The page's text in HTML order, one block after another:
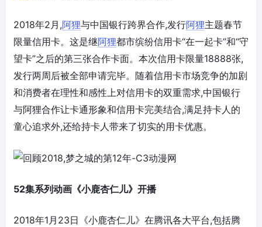
2018年2月,阿狸与中国银行跨界合作,发行阿狸主题春节
限量信用卡。这是继阿狸都市缤纷信用卡“在一起卡”和“守
望卡”之后的第三张合作卡面。本次信用卡限量18888张,
发行两周后被全部申请完毕。随着信用卡市场竞争的加剧
和消费者在理性和感性上对信用卡的双重需求,中国银行
与阿狸合作让卡通形象和信用卡完美结合,满足持卡人的
童心追求外,还给持卡人带来了切实的用卡优惠。
52集系列动画《小鹿杏仁儿》开播
2018年1月23日《小鹿杏仁儿》在腾讯各大平台,包括腾